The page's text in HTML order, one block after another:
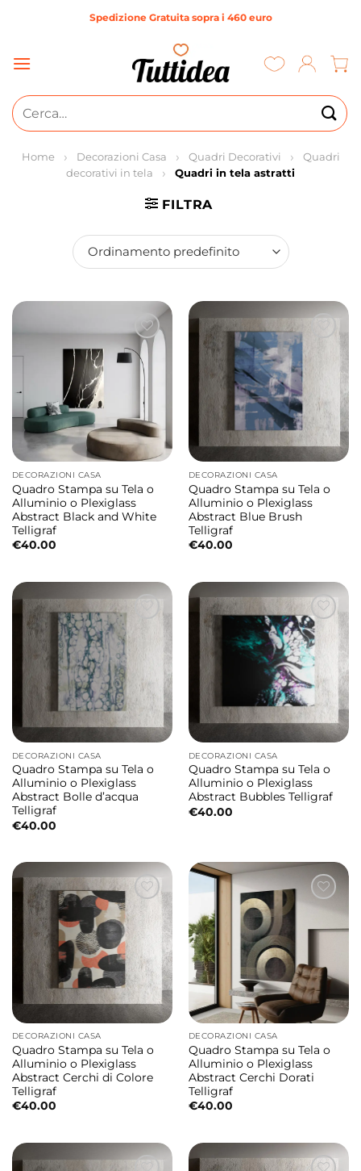
Spedizione Gratuita sopra i 460 euro
Cerca:
Home Decorazioni Casa Quadri Decorativi
Quadri
decorativi in tela
Quadri in tela astratti
FILTRA
DECORAZIONI CASA
Quadro Stampa su Tela o
Alluminio o Plexiglass
Abstract Black and White
Telligraf
€40.00
DECORAZIONI CASA
Quadro Stampa su Tela o
Alluminio o Plexiglass
Abstract Blue Brush
Telligraf
€40.00
DECORAZIONI CASA
Quadro Stampa su Tela o
Alluminio o Plexiglass
Abstract Bolle d’acqua
Telligraf
€40.00
DECORAZIONI CASA
Quadro Stampa su Tela o
Alluminio o Plexiglass
Abstract Bubbles Telligraf
€40.00
DECORAZIONI CASA
Quadro Stampa su Tela o
Alluminio o Plexiglass
Abstract Cerchi di Colore
Telligraf
€40.00
DECORAZIONI CASA
Quadro Stampa su Tela o
Alluminio o Plexiglass
Abstract Cerchi Dorati
Telligraf
€40.00